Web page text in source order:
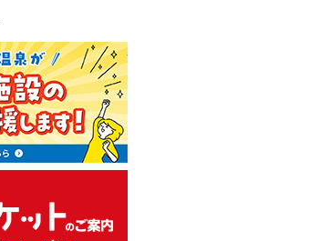
ニフティ温泉を使って手軽に